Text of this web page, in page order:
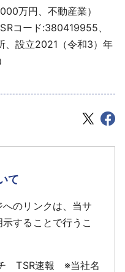
万円、不動産業）
コード:380419955、
、設立2021（令和3）年
て
のリンクは、当サ
することで行うこ
TSR速報 ※当社名